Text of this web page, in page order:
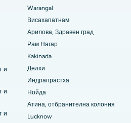
главния път Сурярапета,
Canal Circular Road, Колката
бизнес район Белапур,
Панчавати, Нашик
Секундерабад, Хайдерабад
за колянна става
и
и
и
Warangal
Висахапатнам
Арилова, Здравен град
Рам Нагар
Kakinada
Делхи
Индрапрастха
Нойда
Атина, отбранителна колония
Lucknow